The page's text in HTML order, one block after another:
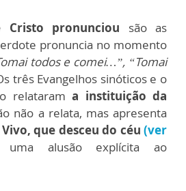
Cristo pronunciou são as
pronuncia no momento
todos e comei…”, “Tomai
três Evangelhos sinóticos e o
relataram a instituição da
não a relata, mas apresenta
que desceu do céu (ver
uma alusão explícita ao